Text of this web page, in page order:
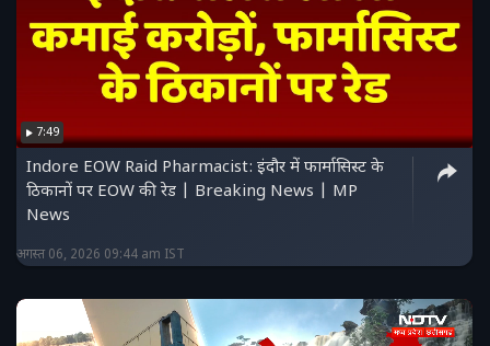
7:49
Indore EOW Raid Pharmacist: इंदौर में फार्मासिस्ट के
ठिकानों पर EOW की रेड | Breaking News | MP
News
अगस्त 06, 2026 09:44 am IST